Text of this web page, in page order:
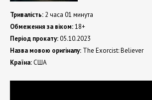
Тривалість: 2 часа 01 минута
Обмеження за віком:18+
Період прокату:05.10.2023
Назва мовою оригіналу: The Exorcist: Believer
Країна:США